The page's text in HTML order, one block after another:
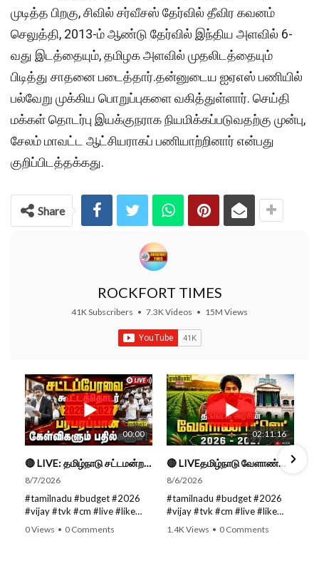
முடித்த பிறகு, சிவில் சர்வீசஸ் தேர்வில் தீவிர கவனம்
செலுத்தி, 2013-ம் ஆண்டு தேர்வில் இந்திய அளவில் 6-
வது இடத்தையும், தமிழக அளவில் முதலிடத்தையும்
பிடித்து சாதனை படைத்தார்.தன்னுடைய ஐஏஎஸ் பணியில்
பல்வேறு முக்கிய பொறுப்புகளை வகித்துள்ளார். செய்தி
மக்கள் தொடர்பு இயக்குநராக நியமிக்கப்படுவதற்கு முன்பு,
சேலம் மாவட்ட ஆட்சியராகப் பணியாற்றினார் என்பது
குறிப்பிடத்தக்கது.
Share
ROCKFORT TIMES
41K Subscribers • 7.3K Videos • 15M Views
00:00
🔴 LIVE: தமிழ்நாடு சட்டமன்றப் பேரவை கூட்டத்தொடர் - நிதிநிலை அறிக்கை மீது விவாதம் #live #budget #video
8/7/2026
#tamilnadu #budget #2026
#vijay #tvk #cm #live #like
#viral #nowtrending #video
0 Views • 0 Comments
02:11:16
🔴 LIVEதமிழ்நாடு வேளாண்மை நிதிநிலை அறிக்கை - 2026-27 |TN Agriculture Budget #live #budget #video #cm
8/6/2026
#tamilnadu #budget #2026
#vijay #tvk #cm #live #like
#viral #nowtrending #video
1.4K Views • 0 Comments